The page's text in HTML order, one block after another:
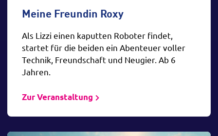
Meine Freundin Roxy
Als Lizzi einen kaputten Roboter findet,
startet für die beiden ein Abenteuer voller
Technik, Freundschaft und Neugier. Ab 6
Jahren.
Zur Veranstaltung